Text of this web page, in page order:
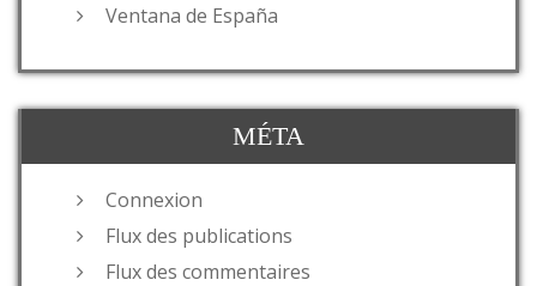
Ventana de España
MÉTA
Connexion
Flux des publications
Flux des commentaires